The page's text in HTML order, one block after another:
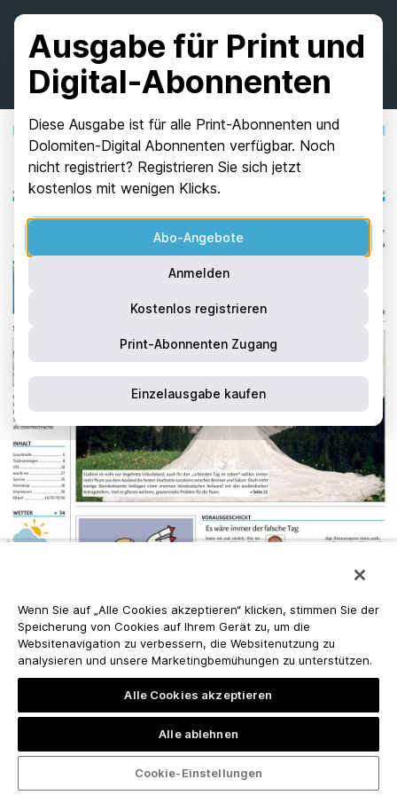
Ausgabe für Print und
Digital-Abonnenten
Diese Ausgabe ist für alle Print-Abonnenten und
Dolomiten-Digital Abonnenten verfügbar. Noch
nicht registriert? Registrieren Sie sich jetzt
kostenlos mit wenigen Klicks.
Abo-Angebote
Anmelden
Kostenlos registrieren
Print-Abonnenten Zugang
Einzelausgabe kaufen
Wenn Sie auf „Alle Cookies akzeptieren“ klicken, stimmen Sie der
Speicherung von Cookies auf Ihrem Gerät zu, um die
Websitenavigation zu verbessern, die Websitenutzung zu
analysieren und unsere Marketingbemühungen zu unterstützen.
Alle Cookies akzeptieren
Alle ablehnen
Cookie-Einstellungen